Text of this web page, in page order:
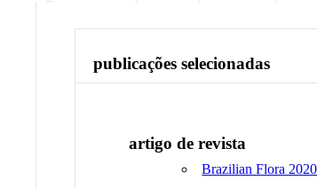
publicações selecionadas
artigo de revista
Brazilian Flora